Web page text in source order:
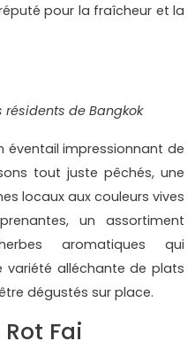
pour la fraîcheur et la
de Bangkok
éventail impressionnant de
tout juste pêchés, une
locaux aux couleurs vives
un assortiment
aromatiques qui
variété alléchante de plats
dégustés sur place.
Fai